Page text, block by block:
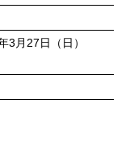
3月27日（日）